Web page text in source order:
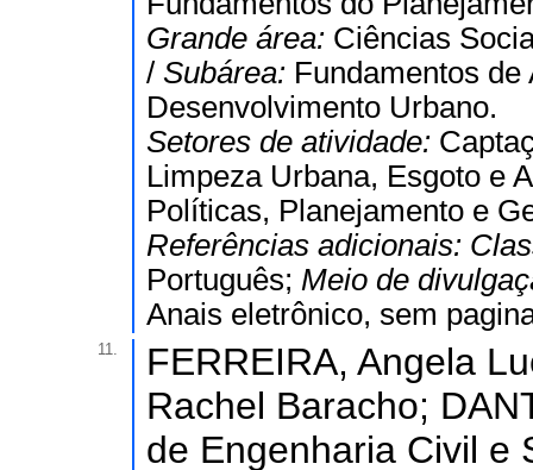
Grande área: Ciências
/ Subárea: Fundamentos
Desenvolvimento Urbano.
Setores de atividade:
Limpeza Urbana, Esgoto e
Políticas, Planejamento e
Referências adicionais:
Português; Meio de
Anais eletrônico, sem
11.
FERREIRA, Angela
Rachel Baracho;
de Engenharia Civil e